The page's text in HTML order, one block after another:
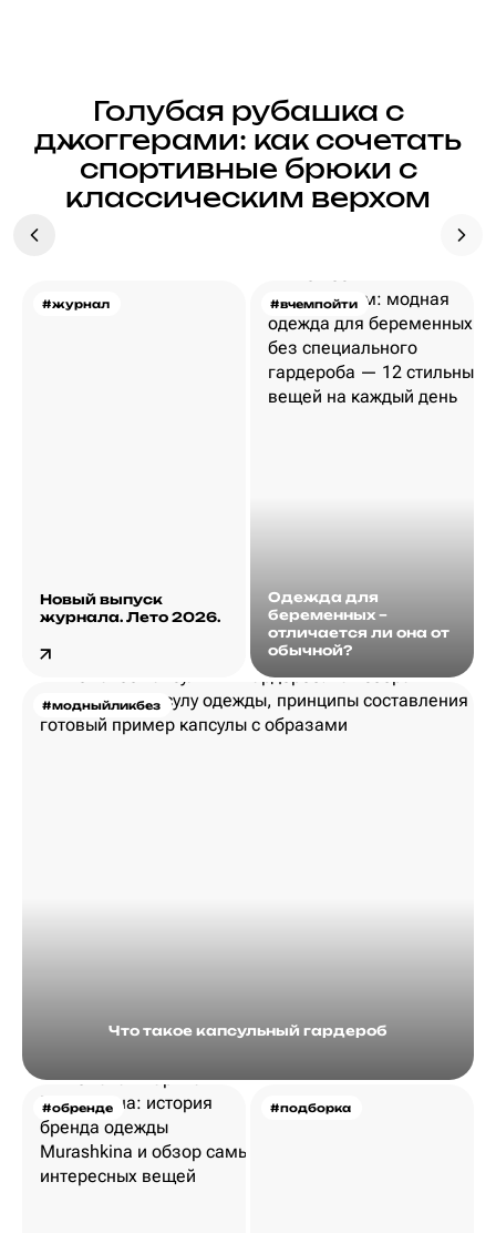
Голубая рубашка с
джоггерами: как сочетать
спортивные брюки с
классическим верхом
#журнал
Новый выпуск
журнала. Лето 2026.
#вчемпойти
Одежда для
беременных –
отличается ли она от
обычной?
#модныйликбез
Что такое капсульный гардероб
#обренде #подборка